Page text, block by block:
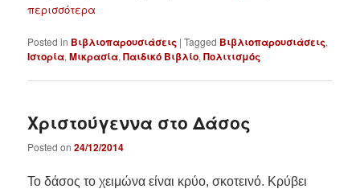
περισσότερα
Posted in Βιβλιοπαρουσιάσεις |Tagged Βιβλιοπαρουσιάσεις,
Ιστορία,Μικρασία,Παιδικό Βιβλίο,Πολιτισμός
Χριστούγεννα στο Δάσος
Posted on24/12/2014
Το δάσος το χειμώνα είναι κρύο, σκοτεινό. Kρύβει